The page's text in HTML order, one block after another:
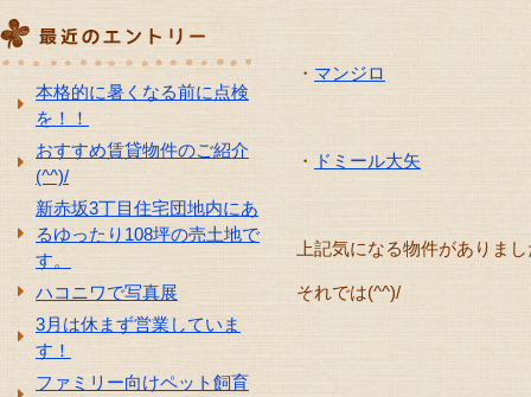
本格的に暑くなる前に点検
を！！
おすすめ賃貸物件のご紹介
(^^)/
新赤坂3丁目住宅団地内にあ
るゆったり108坪の売土地で
す。
ハコニワで写真展
3月は休まず営業していま
す！
ファミリー向けペット飼育
・ マンジロ
・ ドミール大矢
上記気になる物件がありま
それでは(^^)/